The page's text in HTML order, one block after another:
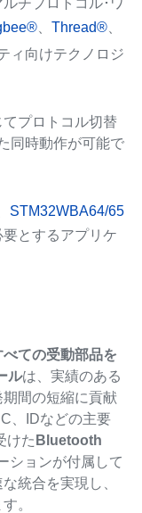
チプロトコル･ワ
、 Thread®、
ィ向けテクノロジ
プロトコル切替
同時動作が可能で
STM32WBA64/65
とするアプリケ
べての受動部品を
ルは、実績のある
間の短縮に貢献
、IDなどの主要
けた Bluetooth
ションが付属して
統合を実現し、
。